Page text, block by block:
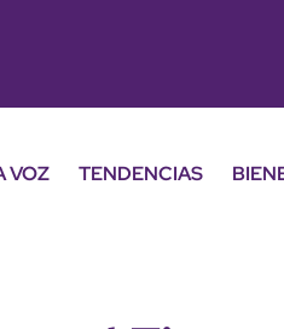
VOZ TENDENCIAS